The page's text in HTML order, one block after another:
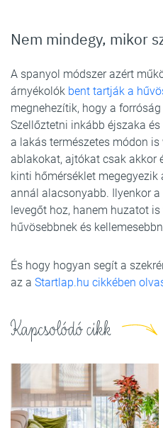
Nem mindegy, mikor
A spanyol módszer azért
árnyékolók bent tartják a
megnehezítik, hogy a
Szellőztetni inkább éjszaka
a lakás természetes módon
ablakokat, ajtókat csak akkor
kinti hőmérséklet
annál alacsonyabb. Ilyenkor
levegőt hoz, hanem huzatot
hűvösebbnek és
És hogy hogyan segít a
az a Startlap.hu cikkében
Kapcsolódó cikk